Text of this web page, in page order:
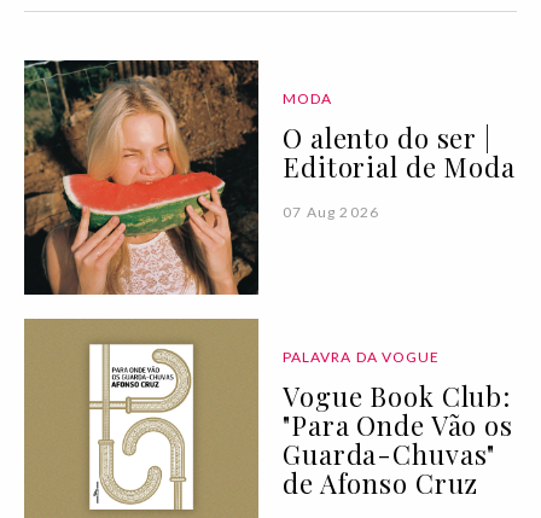
MODA
O alento do ser |
Editorial de Moda
07 Aug 2026
PALAVRA DA VOGUE
Vogue Book Club:
"Para Onde Vão os
Guarda-Chuvas"
de Afonso Cruz